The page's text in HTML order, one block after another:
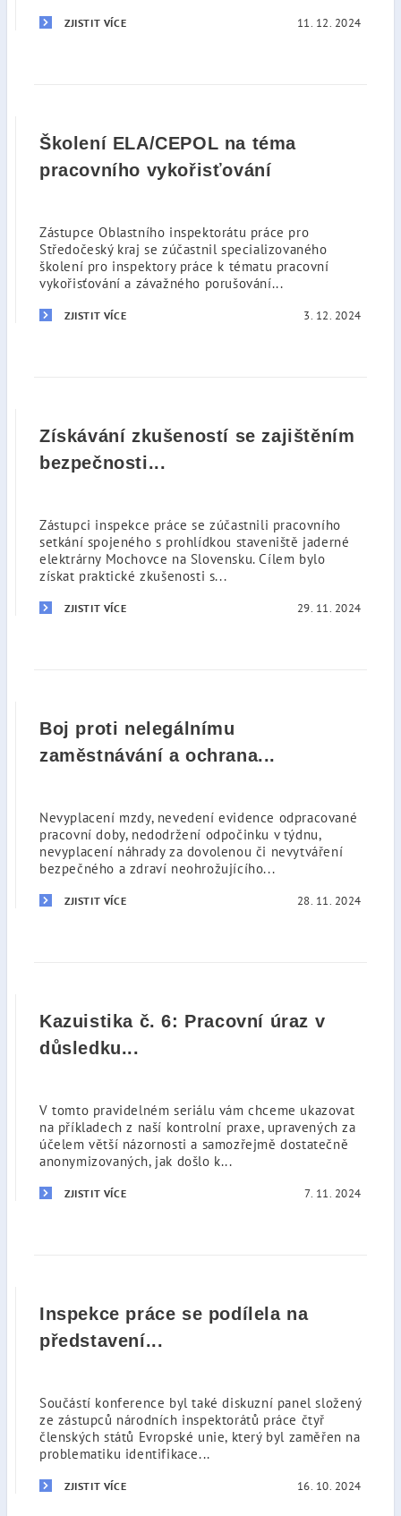
ZJISTIT VÍCE 11. 12. 2024
Školení ELA/CEPOL na téma
pracovního vykořisťování
Zástupce Oblastního inspektorátu práce pro
Středočeský kraj se zúčastnil specializovaného
školení pro inspektory práce k tématu pracovní
vykořisťování a závažného porušování...
ZJISTIT VÍCE 3. 12. 2024
Získávání zkušeností se zajištěním
bezpečnosti...
Zástupci inspekce práce se zúčastnili pracovního
setkání spojeného s prohlídkou staveniště jaderné
elektrárny Mochovce na Slovensku. Cílem bylo
získat praktické zkušenosti s...
ZJISTIT VÍCE 29. 11. 2024
Boj proti nelegálnímu
zaměstnávání a ochrana...
Nevyplacení mzdy, nevedení evidence odpracované
pracovní doby, nedodržení odpočinku v týdnu,
nevyplacení náhrady za dovolenou či nevytváření
bezpečného a zdraví neohrožujícího...
ZJISTIT VÍCE 28. 11. 2024
Kazuistika č. 6: Pracovní úraz v
důsledku...
V tomto pravidelném seriálu vám chceme ukazovat
na příkladech z naší kontrolní praxe, upravených za
účelem větší názornosti a samozřejmě dostatečně
anonymizovaných, jak došlo k...
ZJISTIT VÍCE 7. 11. 2024
Inspekce práce se podílela na
představení...
Součástí konference byl také diskuzní panel složený
ze zástupců národních inspektorátů práce čtyř
členských států Evropské unie, který byl zaměřen na
problematiku identifikace...
ZJISTIT VÍCE 16. 10. 2024